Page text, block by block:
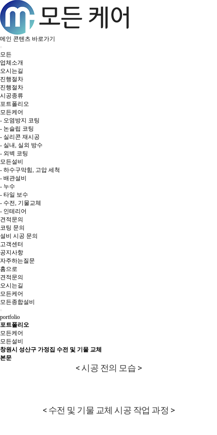
메인 콘텐츠 바로가기
모든
업체소개
오시는길
진행절차
진행절차
시공종류
포트폴리오
모든케어
- 오염방지 코팅
- 논슬립 코팅
- 실리콘 재시공
- 실내, 실외 방수
- 외벽 코팅
모든설비
- 하수구막힘, 고압 세척
- 배관설비
- 누수
- 타일 보수
- 수전, 기물교체
- 인테리어
견적문의
코팅 문의
설비 시공 문의
고객센터
공지사항
자주하는질문
홈으로
견적문의
오시는길
모든케어
모든종합설비
portfolio
포트폴리오
모든케어
모든설비
창원시 성산구 가정집 수전 및 기물 교체
본문
< 시공 전의 모습 >
< 수전 및 기물 교체 시공 작업 과정 >